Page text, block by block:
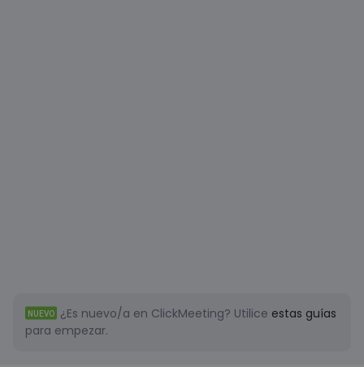
NUEVO ¿Es nuevo/a en ClickMeeting? Utilice estas guías
para empezar.